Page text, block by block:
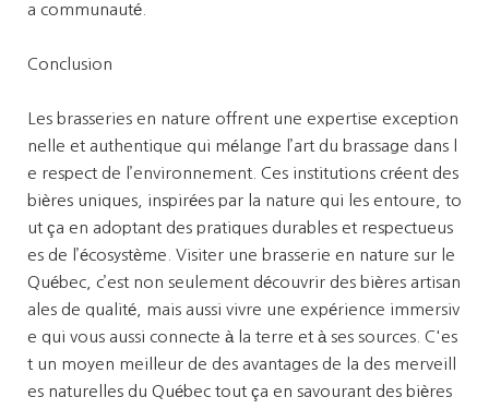
a communauté.
Conclusion
Les brasseries en nature offrent une expertise exception
nelle et authentique qui mélange l’art du brassage dans l
e respect de l’environnement. Ces institutions créent des
bières uniques, inspirées par la nature qui les entoure, to
ut ça en adoptant des pratiques durables et respectueus
es de l’écosystème. Visiter une brasserie en nature sur le
Québec, c’est non seulement découvrir des bières artisan
ales de qualité, mais aussi vivre une expérience immersiv
e qui vous aussi connecte à la terre et à ses sources. C'es
t un moyen meilleur de des avantages de la des merveill
es naturelles du Québec tout ça en savourant des bières